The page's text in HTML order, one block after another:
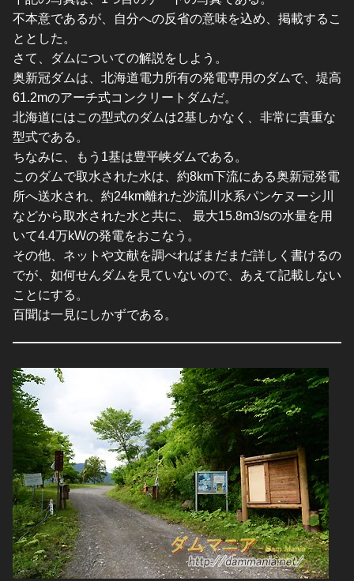
不本意であるが、自分への反省の意味を込め、掲載するこ
ととした。
さて、ダムについての解説をしよう。
奥新冠ダムは、北海道電力所有の発電専用のダムで、堤高
61.2mのアーチ式コンクリートダムだ。
北海道にはこの型式のダムは2基しかなく、非常に貴重な
型式である。
ちなみに、もう1基は豊平峡ダムである。
このダムで取水された水は、約8km下流にある奥新冠発電
所へ送水され、約24km離れた沙流川水系パンケヌーシ川
などから取水された水と共に、 最大15.8m3/sの水量を用
いて4.4万kWの発電をおこなう。
その他、ネットや文献を調べればまだまだ詳しく書けるの
でが、如何せんダムを見ていないので、あえて記載しない
ことにする。
百聞は一見にしかずである。